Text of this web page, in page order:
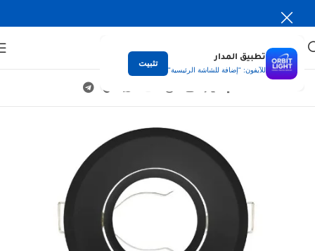
تطبيق المدار
للآيفون: "إضافة للشاشة الرئيسية"
تثبيت